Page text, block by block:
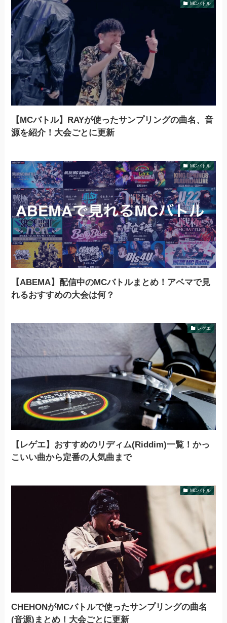
MCバトル
【MCバトル】RAYが使ったサンプリングの曲名、音
源を紹介！大会ごとに更新
MCバトル
【ABEMA】配信中のMCバトルまとめ！アベマで見
れるおすすめの大会は何？
レゲエ
【レゲエ】おすすめのリディム(Riddim)一覧！かっ
こいい曲から定番の人気曲まで
MCバトル
CHEHONがMCバトルで使ったサンプリングの曲名
(音源)まとめ！大会ごとに更新